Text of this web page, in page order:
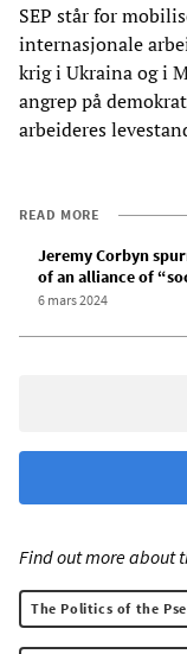
SEP står for
internasjonale
krig i Ukraina og i
angrep på
arbeideres
READ MORE
Jeremy Corbyn
of an alliance of
6 mars 2024
Find out more about
The Politics of the